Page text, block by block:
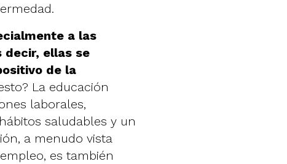
a las
decir, ellas se
de la
La educación
laborales,
saludables y un
a menudo vista
es también